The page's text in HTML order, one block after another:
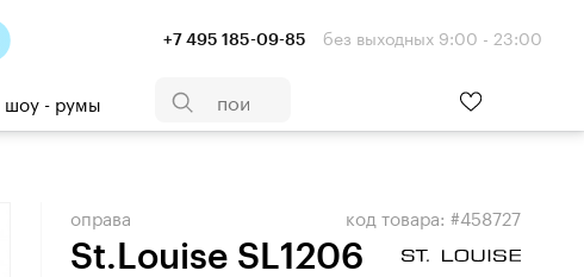
+7 495 185-09-85 без выходных 9:00 - 23:00
шоу - румы
оправа
St.Louise SL1206
код товара: #458727